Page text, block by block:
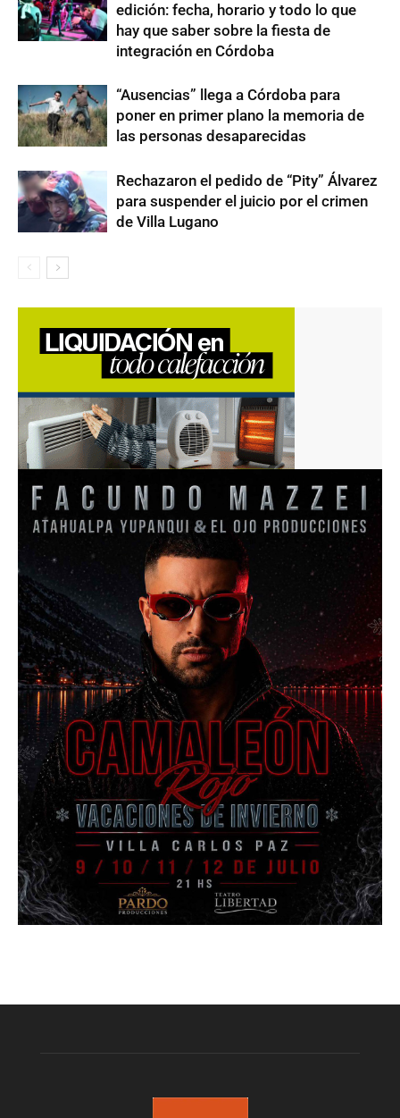
edición: fecha, horario y todo lo que
hay que saber sobre la fiesta de
integración en Córdoba
“Ausencias” llega a Córdoba para
poner en primer plano la memoria de
las personas desaparecidas
Rechazaron el pedido de “Pity” Álvarez
para suspender el juicio por el crimen
de Villa Lugano